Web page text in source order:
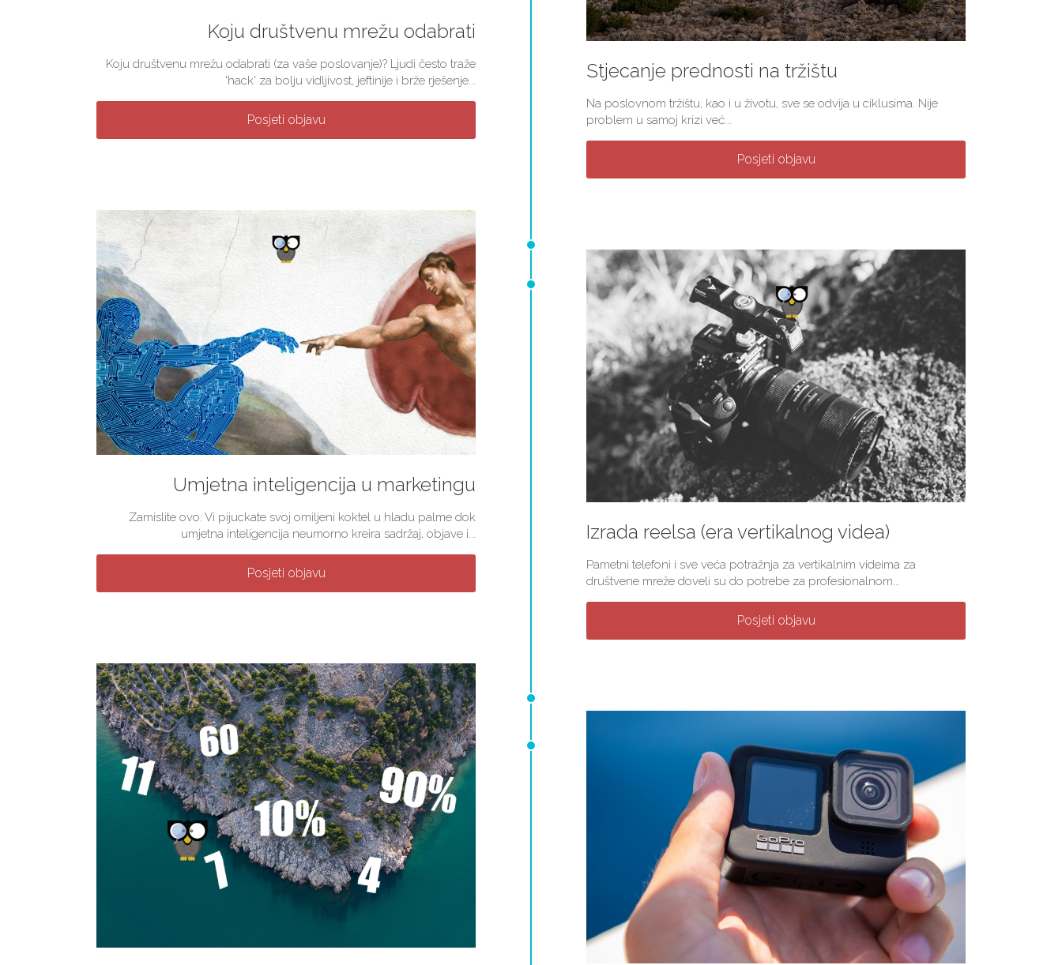
Koju društvenu mrežu odabrati
Koju društvenu mrežu odabrati (za vaše poslovanje)? Ljudi često traže
'hack' za bolju vidljivost, jeftinije i brže rješenje...
Posjeti objavu
Stjecanje prednosti na tržištu
Na poslovnom tržištu, kao i u životu, sve se odvija u ciklusima. Nije
problem u samoj krizi već...
Posjeti objavu
Umjetna inteligencija u marketingu
Zamislite ovo: Vi pijuckate svoj omiljeni koktel u hladu palme dok
umjetna inteligencija neumorno kreira sadržaj, objave i...
Posjeti objavu
Izrada reelsa (era vertikalnog videa)
Pametni telefoni i sve veća potražnja za vertikalnim videima za
društvene mreže doveli su do potrebe za profesionalnom...
Posjeti objavu